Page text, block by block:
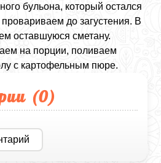
бульона, который остался
до загустения. В
оставшуюся сметану.
на порции, поливаем
с картофельным пюре.
(0)